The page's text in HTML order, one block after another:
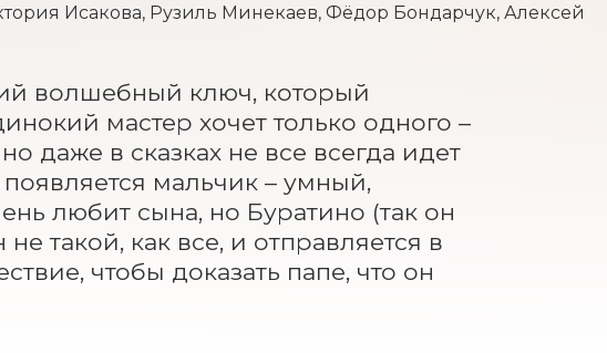
Исакова, Рузиль Минекаев, Фёдор Бондарчук, Алексей
волшебный ключ, который
мастер хочет только одного –
даже в сказках не все всегда идет
мальчик – умный,
любит сына, но Буратино (так он
такой, как все, и отправляется в
чтобы доказать папе, что он